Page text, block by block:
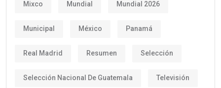
Mixco Mundial Mundial 2026
Municipal México Panamá
Real Madrid Resumen Selección
Selección Nacional De Guatemala Televisión